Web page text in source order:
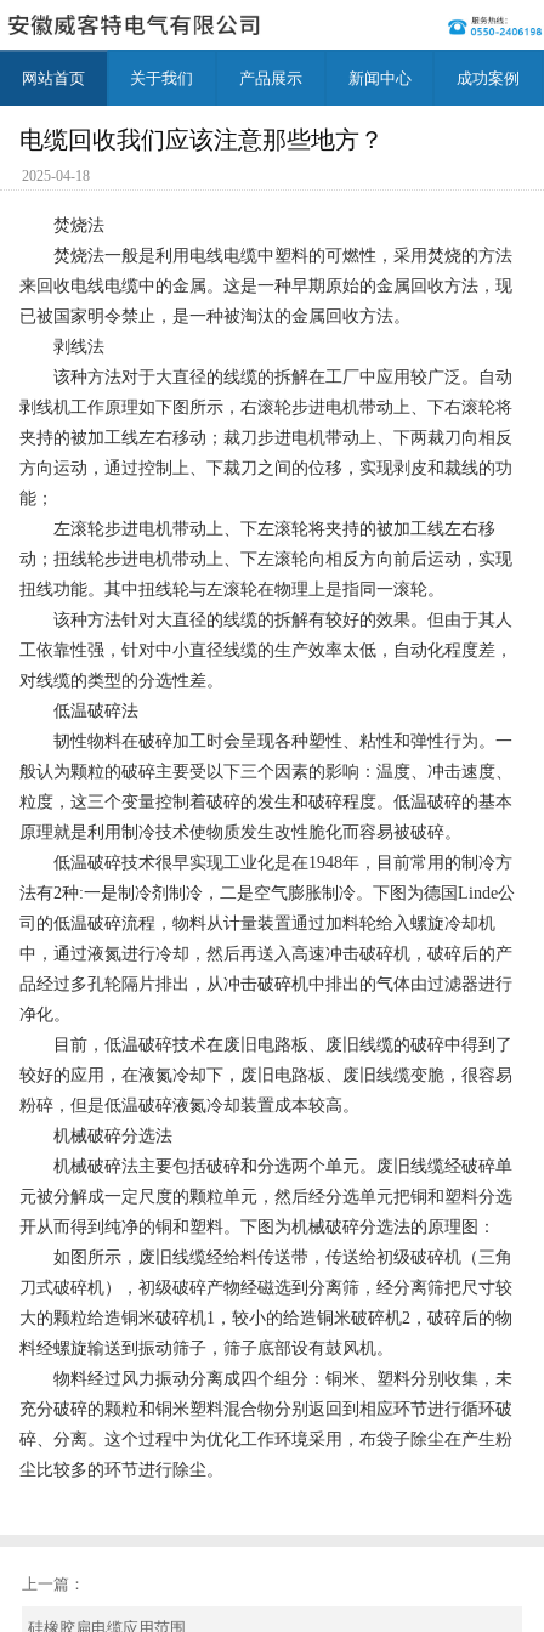
网站首页 关于我们 产品展示 新闻中心 成功案例
电缆回收我们应该注意那些地方？
2025-04-18
焚烧法
焚烧法一般是利用电线电缆中塑料的可燃性，采用焚烧的方法
来回收电线电缆中的金属。这是一种早期原始的金属回收方法，现
已被国家明令禁止，是一种被淘汰的金属回收方法。
剥线法
该种方法对于大直径的线缆的拆解在工厂中应用较广泛。自动
剥线机工作原理如下图所示，右滚轮步进电机带动上、下右滚轮将
夹持的被加工线左右移动；裁刀步进电机带动上、下两裁刀向相反
方向运动，通过控制上、下裁刀之间的位移，实现剥皮和裁线的功
能；
左滚轮步进电机带动上、下左滚轮将夹持的被加工线左右移
动；扭线轮步进电机带动上、下左滚轮向相反方向前后运动，实现
扭线功能。其中扭线轮与左滚轮在物理上是指同一滚轮。
该种方法针对大直径的线缆的拆解有较好的效果。但由于其人
工依靠性强，针对中小直径线缆的生产效率太低，自动化程度差，
对线缆的类型的分选性差。
低温破碎法
韧性物料在破碎加工时会呈现各种塑性、粘性和弹性行为。一
般认为颗粒的破碎主要受以下三个因素的影响：温度、冲击速度、
粒度，这三个变量控制着破碎的发生和破碎程度。低温破碎的基本
原理就是利用制冷技术使物质发生改性脆化而容易被破碎。
低温破碎技术很早实现工业化是在1948年，目前常用的制冷方
法有2种:一是制冷剂制冷，二是空气膨胀制冷。下图为德国Linde公
司的低温破碎流程，物料从计量装置通过加料轮给入螺旋冷却机
中，通过液氮进行冷却，然后再送入高速冲击破碎机，破碎后的产
品经过多孔轮隔片排出，从冲击破碎机中排出的气体由过滤器进行
净化。
目前，低温破碎技术在废旧电路板、废旧线缆的破碎中得到了
较好的应用，在液氮冷却下，废旧电路板、废旧线缆变脆，很容易
粉碎，但是低温破碎液氮冷却装置成本较高。
机械破碎分选法
机械破碎法主要包括破碎和分选两个单元。废旧线缆经破碎单
元被分解成一定尺度的颗粒单元，然后经分选单元把铜和塑料分选
开从而得到纯净的铜和塑料。下图为机械破碎分选法的原理图：
如图所示，废旧线缆经给料传送带，传送给初级破碎机（三角
刀式破碎机），初级破碎产物经磁选到分离筛，经分离筛把尺寸较
大的颗粒给造铜米破碎机1，较小的给造铜米破碎机2，破碎后的物
料经螺旋输送到振动筛子，筛子底部设有鼓风机。
物料经过风力振动分离成四个组分：铜米、塑料分别收集，未
充分破碎的颗粒和铜米塑料混合物分别返回到相应环节进行循环破
碎、分离。这个过程中为优化工作环境采用，布袋子除尘在产生粉
尘比较多的环节进行除尘。
上一篇：
硅橡胶扁电缆应用范围